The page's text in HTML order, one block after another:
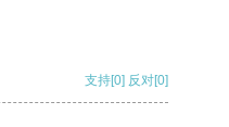
支持[0] 反对[0]